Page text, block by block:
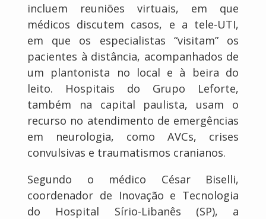
incluem reuniões virtuais, em que
médicos discutem casos, e a tele-UTI,
em que os especialistas “visitam” os
pacientes à distância, acompanhados de
um plantonista no local e à beira do
leito. Hospitais do Grupo Leforte,
também na capital paulista, usam o
recurso no atendimento de emergências
em neurologia, como AVCs, crises
convulsivas e traumatismos cranianos.
Segundo o médico César Biselli,
coordenador de Inovação e Tecnologia
do Hospital Sírio-Libanês (SP), a